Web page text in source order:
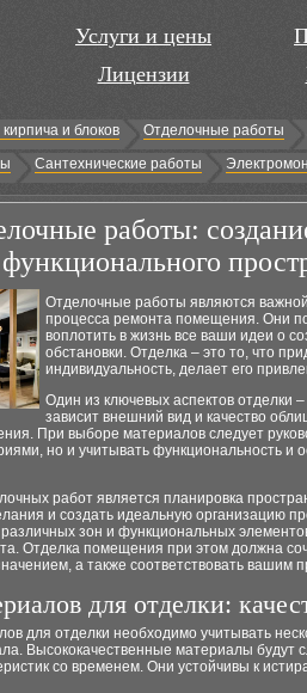
Услуги и цены
Лицензии
и блоков Отделочные работы
Сантехнические работы
работы:
функционального
Отделочные работы являются
процесса ремонта помещения. Они
воплотить в жизнь все ваши идеи о
обстановки. Отделка – это то, что
индивидуальность, делает его
Один из ключевых аспектов отделки
зависит внешний вид и качество
При выборе материалов следует
но и учитывать функциональность и
работ является планировка
и создать идеальную организацию
зон и функциональных
Отделка помещения при этом должна
а также соответствовать вашим
для отделки:
для отделки необходимо учитывать
Высококачественные материалы будут
со временем. Они устойчивы к